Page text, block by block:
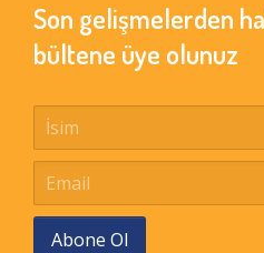
Son gelişmelerden
bültene üye olunuz
Abone Ol